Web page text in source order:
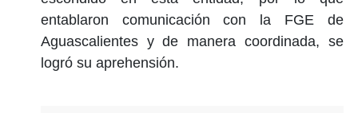
entablaron comunicación con la FGE de
Aguascalientes y de manera coordinada, se
logró su aprehensión.